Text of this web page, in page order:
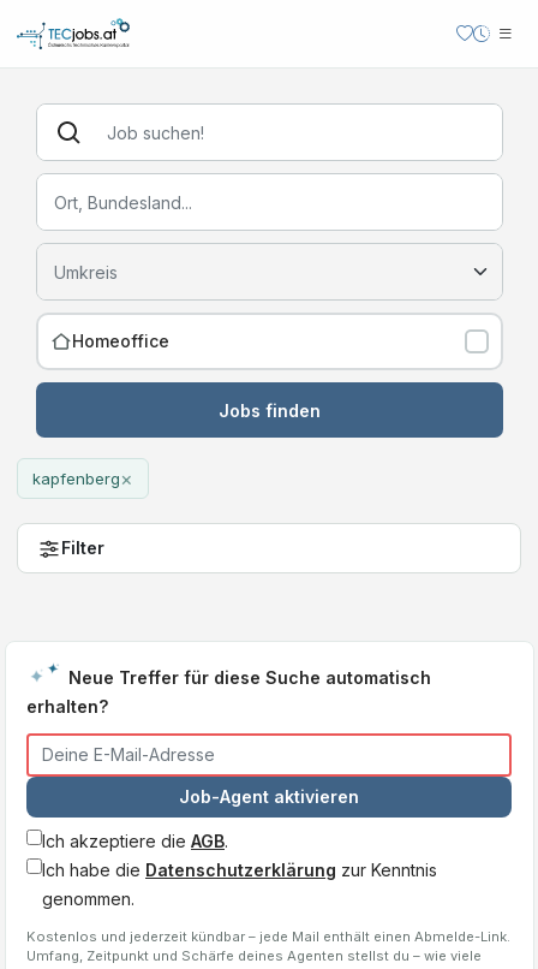
Homeoffice
Jobs finden
kapfenberg×
Filter
Neue Treffer für diese Suche automatisch
erhalten?
Job-Agent aktivieren
Ich akzeptiere die AGB.
Ich habe die Datenschutzerklärung zur Kenntnis
genommen.
Kostenlos und jederzeit kündbar – jede Mail enthält einen Abmelde-Link.
Umfang, Zeitpunkt und Schärfe deines Agenten stellst du – wie viele